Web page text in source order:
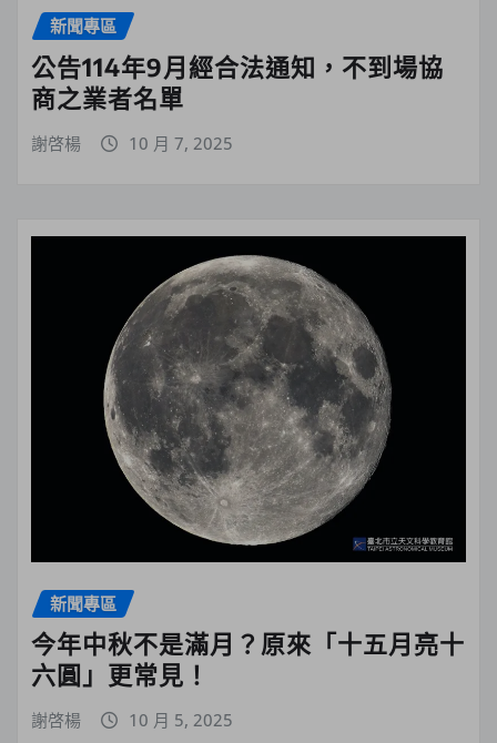
新聞專區
公告114年9月經合法通知，不到場協
商之業者名單
謝啓楊 10 月 7, 2025
新聞專區
今年中秋不是滿月？原來「十五月亮十
六圓」更常見！
謝啓楊 10 月 5, 2025